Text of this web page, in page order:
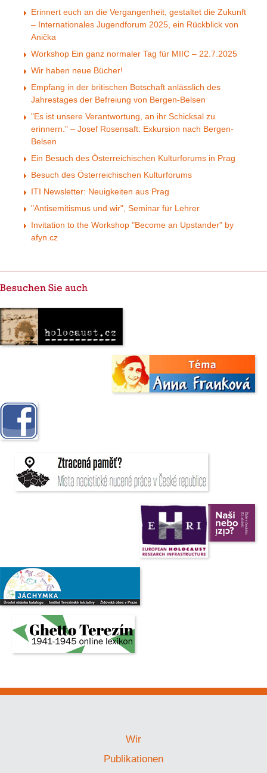
Erinnert euch an die Vergangenheit, gestaltet die Zukunft
– Internationales Jugendforum 2025, ein Rückblick von
Anička
Workshop Ein ganz normaler Tag für MIIC – 22.7.2025
Wir haben neue Bücher!
Empfang in der britischen Botschaft anlässlich des
Jahrestages der Befreiung von Bergen-Belsen
"Es ist unsere Verantwortung, an ihr Schicksal zu
erinnern." – Josef Rosensaft: Exkursion nach Bergen-
Belsen
Ein Besuch des Österreichischen Kulturforums in Prag
Besuch des Österreichischen Kulturforums
ITI Newsletter: Neuigkeiten aus Prag
"Antisemitismus und wir", Seminar für Lehrer
Invitation to the Workshop "Become an Upstander" by
afyn.cz
Besuchen Sie auch
Wir
Publikationen